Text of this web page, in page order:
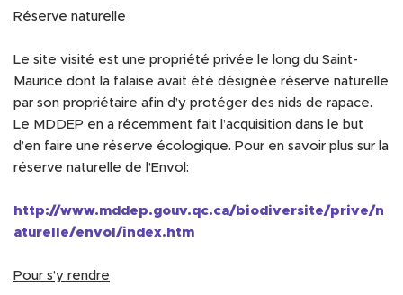
Réserve naturelle
Le site visité est une propriété privée le long du Saint-
Maurice dont la falaise avait été désignée réserve naturelle
par son propriétaire afin d’y protéger des nids de rapace.
Le MDDEP en a récemment fait l’acquisition dans le but
d’en faire une réserve écologique. Pour en savoir plus sur la
réserve naturelle de l’Envol:
http://www.mddep.gouv.qc.ca/biodiversite/prive/n
aturelle/envol/index.htm
Pour s’y rendre